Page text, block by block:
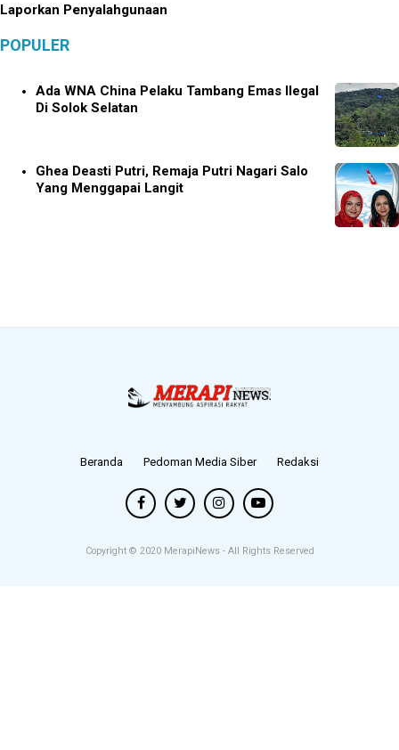
Laporkan Penyalahgunaan
POPULER
Ada WNA China Pelaku Tambang Emas Ilegal
Di Solok Selatan
Ghea Deasti Putri, Remaja Putri Nagari Salo
Yang Menggapai Langit
Beranda Pedoman Media Siber Redaksi
Copyright © 2020 MerapiNews - All Rights Reserved